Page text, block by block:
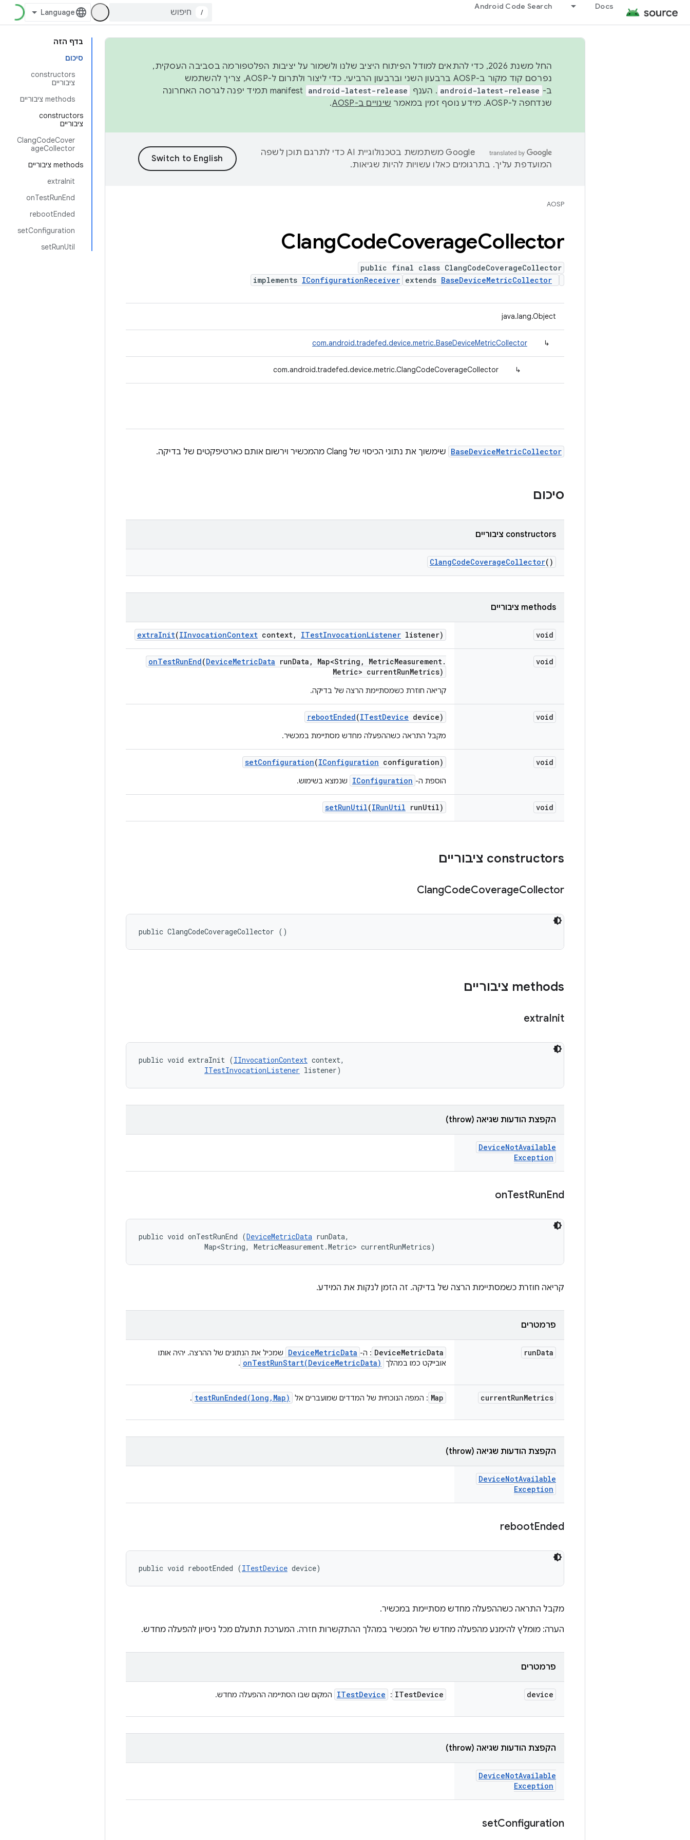
Docs
Android Code Search
/
בדף הזה
סיכום
‫constructors
ציבוריים
‫methods ציבוריים
‫constructors
ציבוריים
ClangCodeCover
ageCollector
‫methods ציבוריים
extraInit
onTestRunEnd
rebootEnded
setConfiguration
setRunUtil
החל משנת 2026, כדי להתאים למודל הפיתוח היציב שלנו ולשמור על יציבות הפלטפורמה בסביבה העסקית,
נפרסם קוד מקור ב-AOSP ברבעון השני וברבעון הרביעי. כדי ליצור ולתרום ל-AOSP, צריך להשתמש
ב- android-latest-release . הענף android-latest-release
manifest תמיד יפנה לגרסה האחרונה
שנדחפה ל-AOSP. מידע נוסף זמין במאמר
שינויים ב-AOSP .
‫Google משתמשת בטכנולוגיית AI כדי לתרגם תוכן לשפה
המועדפת עליך. בתרגומים כאלו עשויות להיות שגיאות.
AOSP
ClangCodeCoverageCollector
public final class ClangCodeCoverageCollector
extends BaseDeviceMetricCollector
implements IConfigurationReceiver
java.lang.Object
↳
com.android.tradefed.device.metric.BaseDeviceMetricCollector
↳
com.android.tradefed.device.metric.ClangCodeCoverageCollector
BaseDeviceMetricCollector שימשוך את נתוני הכיסוי של Clang מהמכשיר וירשום אותם כארטיפקטים של בדיקה.
סיכום
‫constructors ציבוריים
ClangCodeCoverageCollector()
‫methods ציבוריים
void
extraInit(IInvocationContext context, ITestInvocationListener listener)
void
onTestRunEnd(DeviceMetricData runData , Map<String , MetricMeasurement.
Metric> currentRunMetrics)
קריאה חוזרת כשמסתיימת הרצה של בדיקה.
void
rebootEnded(ITestDevice device)
מקבל התראה כשההפעלה מחדש מסתיימת במכשיר.
void
setConfiguration(IConfiguration configuration)
הוספת ה- IConfiguration שנמצא בשימוש.
void
setRunUtil(IRunUtil runUtil)
‫constructors ציבוריים
ClangCodeCoverageCollector
public ClangCodeCoverageCollector ()
‫methods ציבוריים
extraInit
public void extraInit (IInvocationContext context,
ITestInvocationListener listener)
הקפצת הודעות שגיאה (throw)
DeviceNotAvailable
Exception
onTestRunEnd
public void onTestRunEnd (DeviceMetricData runData,
                Map<String, MetricMeasurement.Metric> currentRunMetrics)
קריאה חוזרת כשמסתיימת הרצה של בדיקה. זה הזמן לנקות את המידע.
פרמטרים
runData
DeviceMetricData : ה- DeviceMetricData
שמכיל את הנתונים של ההרצה. יהיה אותו
אובייקט כמו במהלך
onTestRunStart(DeviceMetricData)
.
currentRunMetrics
Map : המפה הנוכחית של המדדים שמועברים אל testRunEnded(long , Map)
.
הקפצת הודעות שגיאה (throw)
DeviceNotAvailable
Exception
rebootEnded
public void rebootEnded (ITestDevice device)
מקבל התראה כשההפעלה מחדש מסתיימת במכשיר.
הערה: מומלץ להימנע מהפעלה מחדש של המכשיר במהלך ההתקשרות חזרה. המערכת תתעלם מכל ניסיון להפעלה מחדש.
פרמטרים
device
ITestDevice
:
ITestDevice המקום שבו הסתיימה ההפעלה מחדש.
הקפצת הודעות שגיאה (throw)
DeviceNotAvailable
Exception
setConfiguration